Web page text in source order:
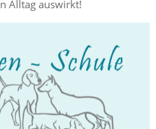
Alltag auswirkt!